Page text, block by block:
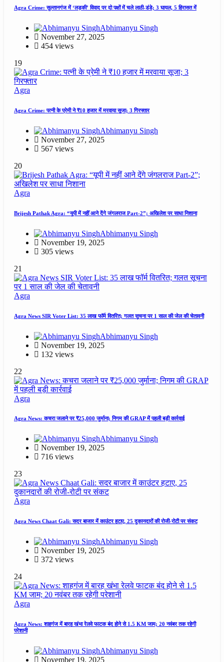
Agra Crime: सुल्तानगंज में ‘लड़की’ विवाद पर दो पक्षों में चले लाठी-डंडे; 3 घायल, 5 हिरासत में
Abhimanyu Singh
November 27, 2025
454 views
19
Agra
Agra Crime: पत्नी के प्रेमी ने ₹10 हजार में मरवाया सूजा; 3 गिरफ्तार
Abhimanyu Singh
November 27, 2025
567 views
20
Agra
Brijesh Pathak Agra: “यूपी में नहीं आने देंगे जंगलराज Part-2”; अखिलेश पर साधा निशाना
Abhimanyu Singh
November 19, 2025
305 views
21
Agra
Agra News SIR Voter List: 35 लाख फॉर्म वितरित; गलत सूचना पर 1 साल की जेल की चेतावनी
Abhimanyu Singh
November 19, 2025
132 views
22
Agra
Agra News: कचरा जलाने पर ₹25,000 जुर्माना; निगम की GRAP में पहली बड़ी कार्रवाई
Abhimanyu Singh
November 19, 2025
716 views
23
Agra
Agra News Chaat Gali: सदर बाजार में काउंटर हटाए, 25 दुकानदारों की रोजी-रोटी पर संकट
Abhimanyu Singh
November 19, 2025
372 views
24
Agra
Agra News: शाहगंज में बारह खंभा रेलवे फाटक बंद होने से 1.5 KM जाम; 20 नवंबर तक रहेगी
परेशानी
Abhimanyu Singh
November 19, 2025